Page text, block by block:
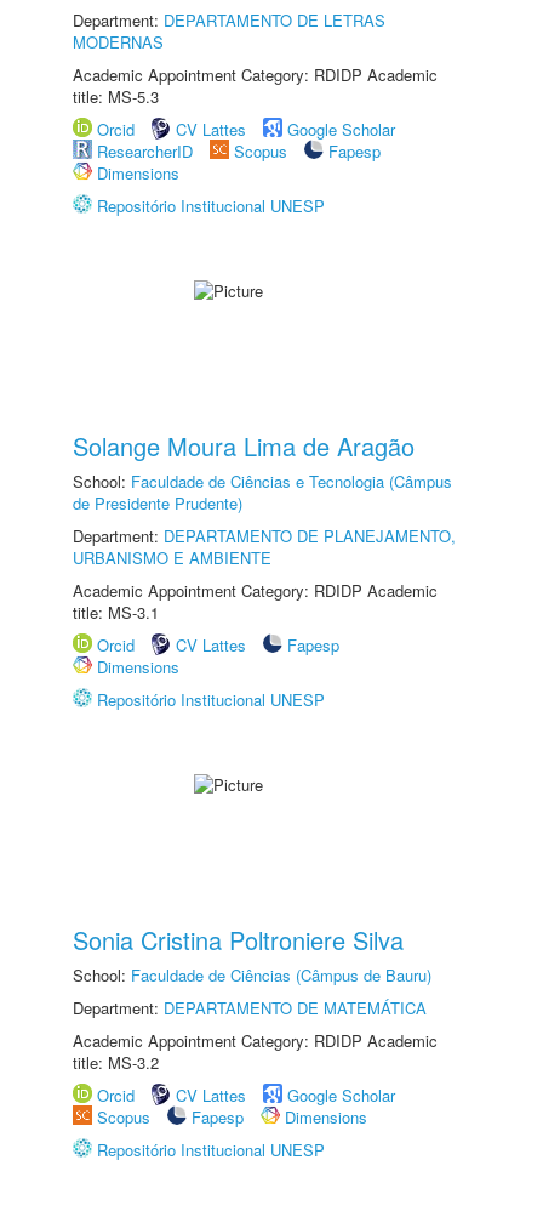
Department: DEPARTAMENTO DE LETRAS
MODERNAS
Academic Appointment Category: RDIDP Academic
title: MS-5.3
Orcid
CV Lattes
Google Scholar
ResearcherID
Scopus
Fapesp
Dimensions
Repositório Institucional UNESP
Solange Moura Lima de Aragão
School: Faculdade de Ciências e Tecnologia (Câmpus
de Presidente Prudente)
Department: DEPARTAMENTO DE PLANEJAMENTO,
URBANISMO E AMBIENTE
Academic Appointment Category: RDIDP Academic
title: MS-3.1
Orcid
CV Lattes
Fapesp
Dimensions
Repositório Institucional UNESP
Sonia Cristina Poltroniere Silva
School: Faculdade de Ciências (Câmpus de Bauru)
Department: DEPARTAMENTO DE MATEMÁTICA
Academic Appointment Category: RDIDP Academic
title: MS-3.2
Orcid
CV Lattes
Google Scholar
Scopus
Fapesp
Dimensions
Repositório Institucional UNESP